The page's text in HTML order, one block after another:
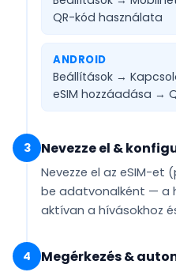
QR-kód használata
ANDROID
Beállítások →
eSIM hozzáadása →
3 Nevezze el &
Nevezze el az eSIM-et
be adatvonalként — a
aktívan a hívásokhoz
4 Megérkezés &